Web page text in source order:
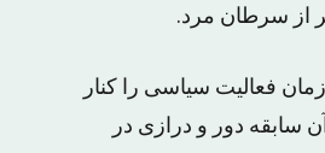
از سرطان مرد.
فعالیت سیاسی را کنار
سابقه دور و درازی در